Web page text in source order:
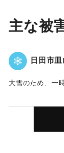
主な被
日田市皿
大雪のため、一
｜固有コード: